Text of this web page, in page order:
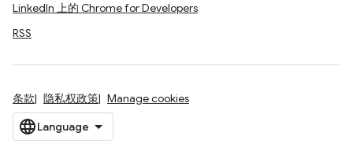
LinkedIn 上的 Chrome for Developers
RSS
条款 隐私权政策 Manage cookies